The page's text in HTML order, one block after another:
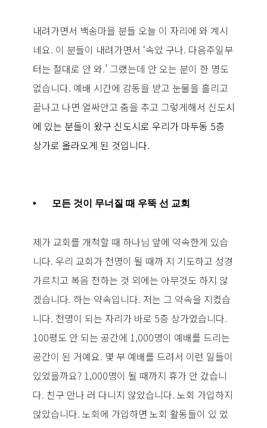
내려가면서 백송마을 분들 오늘 이 자리에 와 계시
네요. 이 분들이 내려가면서 ‘속았 구나. 다음주일부
터는 절대로 안 와.’ 그랬는데 안 오는 분이 한 명도
없습니다. 예배 시간에 감동을 받고 눈물을 흘리고
끝나고 나면 얼싸안고 춤을 추고 그렇게해서 신도시
에 있는 분들이 왔구 신도시로 우리가 마두동 5층
상가로 올라오게 된 것입니다.
• 모든 것이 무너질 때 우뚝 선 교회
제가 교회를 개척할 때 하나님 앞에 약속한게 있습
니다. 우리 교회가 천명이 될 때까 지 기도하고 성경
가르치고 복음 전하는 것 외에는 아무것도 하지 않
겠습니다. 하는 약속입니다. 저는 그 약속을 지켰습
니다. 천명이 되는 자리가 바로 5층 상가였습니다.
100평도 안 되는 공간에 1,000명이 예배를 드리는
공간이 된 거예요. 몇 부 예배를 드려서 이런 일들이
있었을까요? 1,000명이 될 때까지 휴가 안 갔습니
다. 친구 만나 러 다니지 않았습니다. 노회 가입하지
않았습니다. 노회에 가입하면 노회 활동들이 있 었